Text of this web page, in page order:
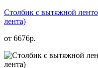
Столбик с вытяжной
лента)
от 6676р.